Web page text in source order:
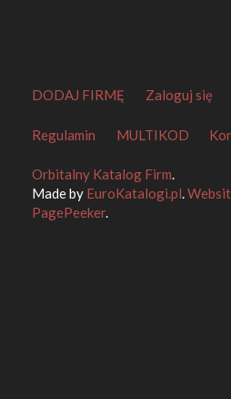
DODAJ FIRMĘ Zaloguj się
Regulamin MULTIKOD
Orbitalny Katalog Firm.
Made by EuroKatalogi.pl.
PagePeeker.